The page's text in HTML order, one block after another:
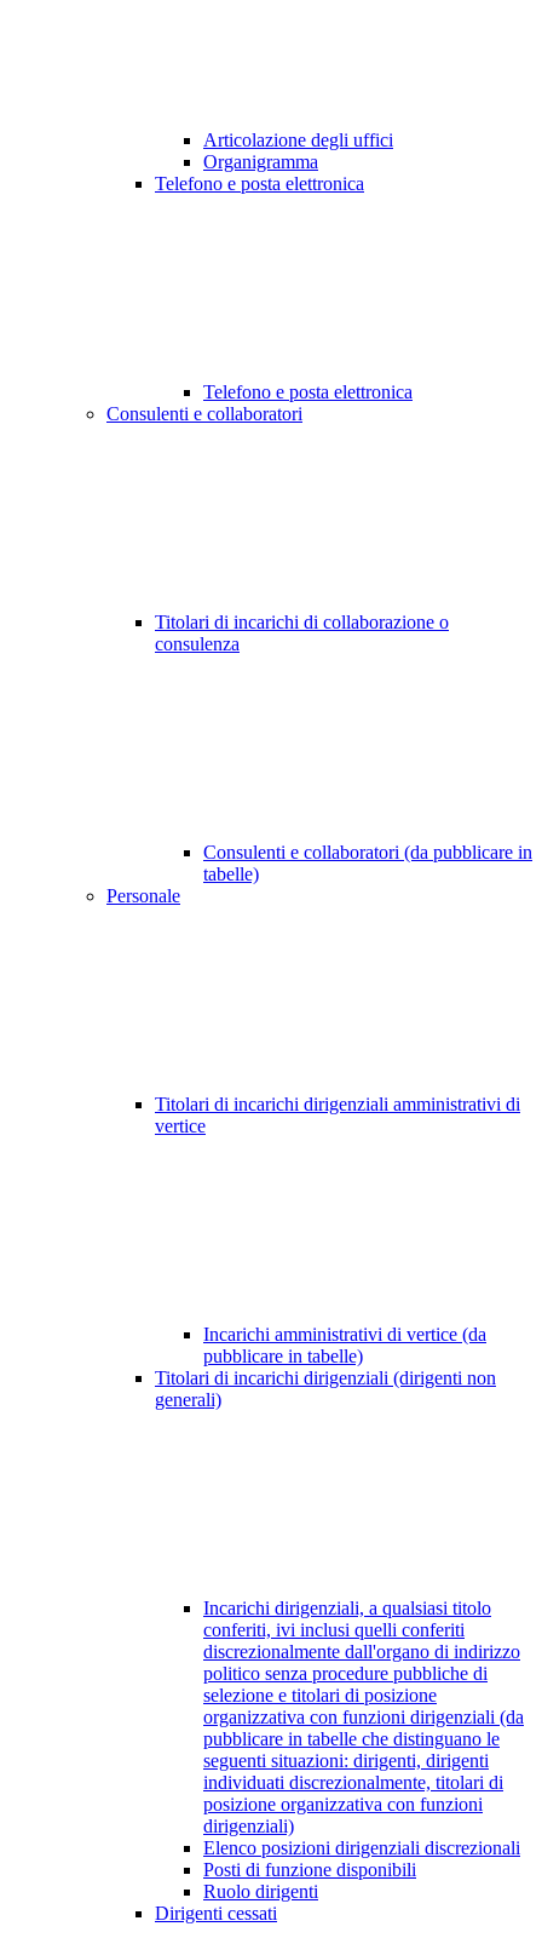
Articolazione degli uffici
Organigramma
Telefono e posta elettronica
Telefono e posta elettronica
Consulenti e collaboratori
Titolari di incarichi di collaborazione o
consulenza
Consulenti e collaboratori (da pubblicare in
tabelle)
Personale
Titolari di incarichi dirigenziali amministrativi di
vertice
Incarichi amministrativi di vertice (da
pubblicare in tabelle)
Titolari di incarichi dirigenziali (dirigenti non
generali)
Incarichi dirigenziali, a qualsiasi titolo
conferiti, ivi inclusi quelli conferiti
discrezionalmente dall'organo di indirizzo
politico senza procedure pubbliche di
selezione e titolari di posizione
organizzativa con funzioni dirigenziali (da
pubblicare in tabelle che distinguano le
seguenti situazioni: dirigenti, dirigenti
individuati discrezionalmente, titolari di
posizione organizzativa con funzioni
dirigenziali)
Elenco posizioni dirigenziali discrezionali
Posti di funzione disponibili
Ruolo dirigenti
Dirigenti cessati